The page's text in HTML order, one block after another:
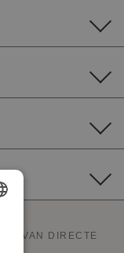
VAN DIRECTE